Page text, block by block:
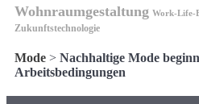
Wohnraumgestaltung Work-Life-
Zukunftstechnologie
Mode > Nachhaltige Mode
Arbeitsbedingungen